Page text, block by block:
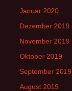
Januar 2020
Dezember 2019
November 2019
Oktober 2019
September 2019
August 2019